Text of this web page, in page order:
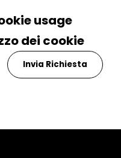
usage
dei cookie